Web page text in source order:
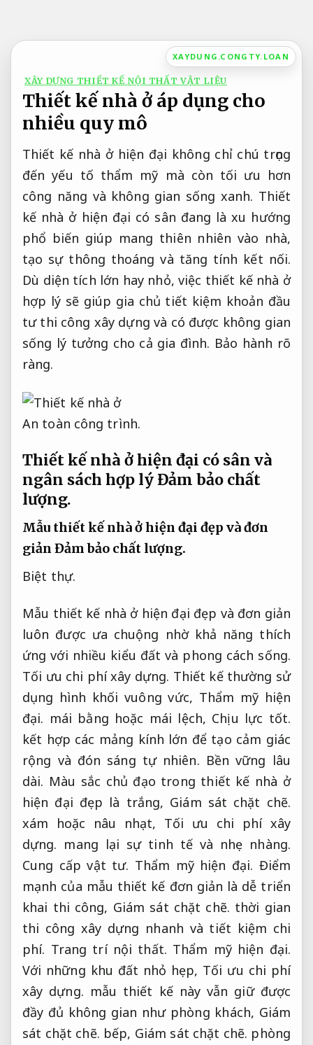
nội
dung
XAYDUNG.CONGTY.LOAN
XÂY DỰNG THIẾT KẾ NỘI THẤT VẬT LIỆU
Thiết kế nhà ở áp dụng cho
nhiều quy mô
Thiết kế nhà ở hiện đại không chỉ chú trọng
đến yếu tố thẩm mỹ mà còn tối ưu hơn
công năng và không gian sống xanh. Thiết
kế nhà ở hiện đại có sân đang là xu hướng
phổ biến giúp mang thiên nhiên vào nhà,
tạo sự thông thoáng và tăng tính kết nối.
Dù diện tích lớn hay nhỏ, việc thiết kế nhà ở
hợp lý sẽ giúp gia chủ tiết kiệm khoản đầu
tư thi công xây dựng và có được không gian
sống lý tưởng cho cả gia đình. Bảo hành rõ
ràng.
An toàn công trình.
Thiết kế nhà ở hiện đại có sân và
ngân sách hợp lýĐảm bảo chất
lượng.
Mẫu thiết kế nhà ở hiện đại đẹp và đơn
giản Đảm bảo chất lượng.
Biệt thự.
Mẫu thiết kế nhà ở hiện đại đẹp và đơn giản
luôn được ưa chuộng nhờ khả năng thích
ứng với nhiều kiểu đất và phong cách sống.
Tối ưu chi phí xây dựng. Thiết kế thường sử
dụng hình khối vuông vức, Thẩm mỹ hiện
đại. mái bằng hoặc mái lệch, Chịu lực tốt.
kết hợp các mảng kính lớn để tạo cảm giác
rộng và đón sáng tự nhiên. Bền vững lâu
dài. Màu sắc chủ đạo trong thiết kế nhà ở
hiện đại đẹp là trắng, Giám sát chặt chẽ.
xám hoặc nâu nhạt, Tối ưu chi phí xây
dựng. mang lại sự tinh tế và nhẹ nhàng.
Cung cấp vật tư. Thẩm mỹ hiện đại. Điểm
mạnh của mẫu thiết kế đơn giản là dễ triển
khai thi công, Giám sát chặt chẽ. thời gian
thi công xây dựng nhanh và tiết kiệm chi
phí. Trang trí nội thất. Thẩm mỹ hiện đại.
Với những khu đất nhỏ hẹp, Tối ưu chi phí
xây dựng. mẫu thiết kế này vẫn giữ được
đầy đủ không gian như phòng khách, Giám
sát chặt chẽ. bếp, Giám sát chặt chẽ. phòng